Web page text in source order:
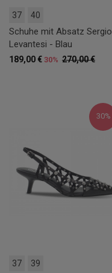
37 40
Schuhe mit Absatz Sergio
Levantesi - Blau
270,00 €
189,00 € 30%
30%
37 39